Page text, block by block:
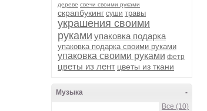
дереве свечи своими руками
скрапбукинг суши травы
украшения своими
руками упаковка подарка
упаковка подарка своими руками
упаковка своими руками фетр
цветы из лент цветы из ткани
-
Музыка
Все (10)